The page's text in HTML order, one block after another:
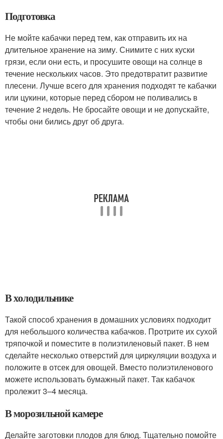
Подготовка
Не мойте кабачки перед тем, как отправить их на
длительное хранение на зиму. Снимите с них куски
грязи, если они есть, и просушите овощи на солнце в
течение нескольких часов. Это предотвратит развитие
плесени. Лучше всего для хранения подходят те кабачки
или цукини, которые перед сбором не поливались в
течение 2 недель. Не бросайте овощи и не допускайте,
чтобы они бились друг об друга.
В холодильнике
Такой способ хранения в домашних условиях подходит
для небольшого количества кабачков. Протрите их сухой
тряпочкой и поместите в полиэтиленовый пакет. В нем
сделайте несколько отверстий для циркуляции воздуха и
положите в отсек для овощей. Вместо полиэтиленового
можете использовать бумажный пакет. Так кабачок
пролежит 3–4 месяца.
В морозильной камере
Делайте заготовки плодов для блюд. Тщательно помойте